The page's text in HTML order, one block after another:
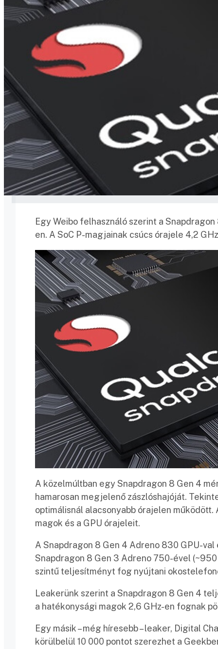
Egy Weibo felhasználó szerint a
en. A SoC P-magjainak csúcs órajele 4,2
A közelmúltban egy Snapdragon 8 Gen 4
hamarosan megjelenő zászlóshajóját.
optimálisnál alacsonyabb órajelen
magok és a GPU órajeleit.
A Snapdragon 8 Gen 4 Adreno 830 GPU-
Snapdragon 8 Gen 3 Adreno 750-ével
szintű teljesítményt fog nyújtani
Leakerünk szerint a Snapdragon 8 Gen 4
a hatékonysági magok 2,6 GHz-en fognak
Egy másik – még híresebb – leaker, Digital
körülbelül 10 000 pontot szerezhet a